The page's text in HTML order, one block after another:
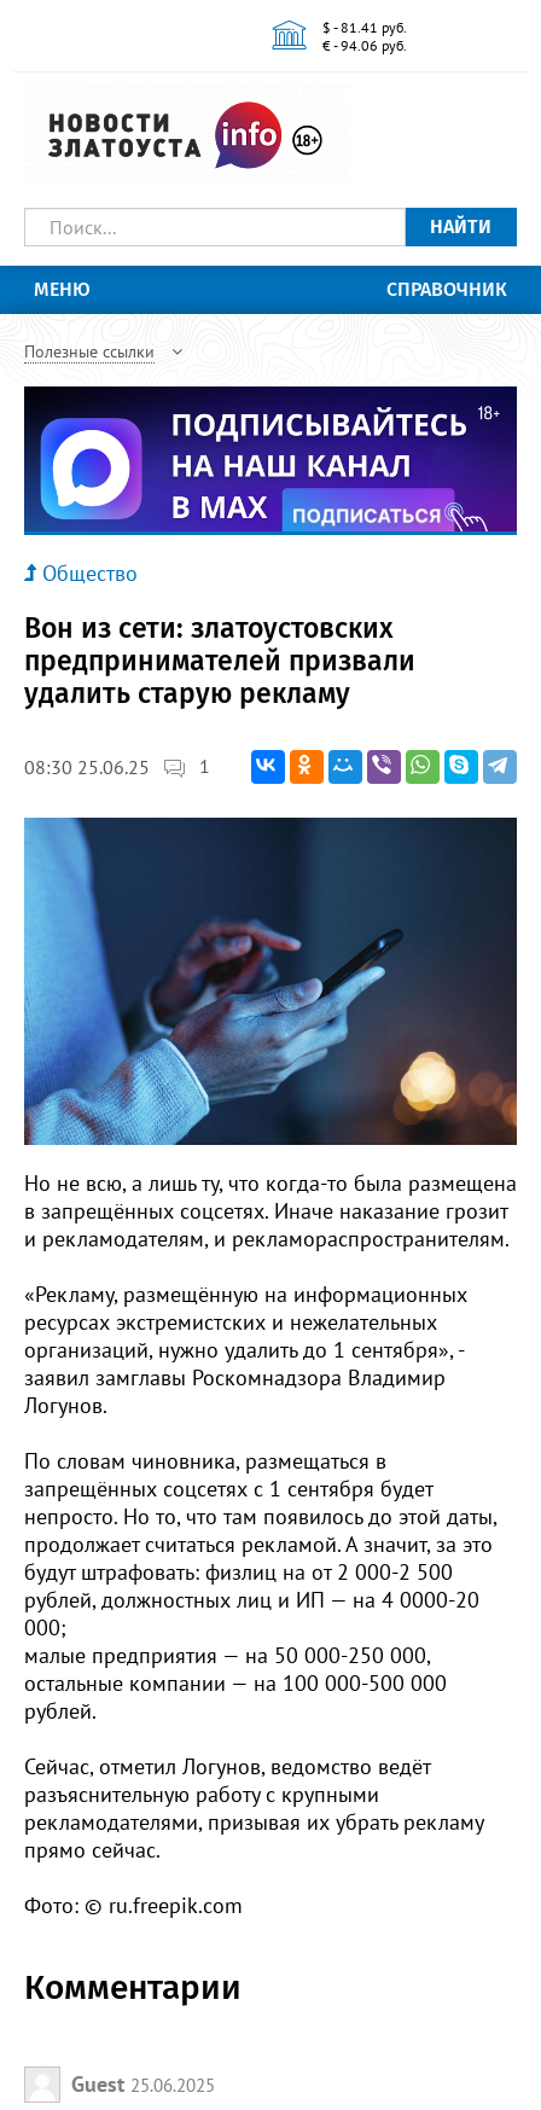
$ - 81.41 руб.
€ - 94.06 руб.
НАЙТИ
МЕНЮ СПРАВОЧНИК
Полезные ссылки
Общество
Вон из сети: златоустовских
предпринимателей призвали
удалить старую рекламу
08:30 25.06.25 1
Но не всю, а лишь ту, что когда-то была размещена
в запрещённых соцсетях. Иначе наказание грозит
и рекламодателям, и рекламораспространителям.
«Рекламу, размещённую на информационных
ресурсах экстремистских и нежелательных
организаций, нужно удалить до 1 сентября», -
заявил замглавы Роскомнадзора Владимир
Логунов.
По словам чиновника, размещаться в
запрещённых соцсетях с 1 сентября будет
непросто. Но то, что там появилось до этой даты,
продолжает считаться рекламой. А значит, за это
будут штрафовать: физлиц на от 2 000-2 500
рублей, должностных лиц и ИП — на 4 0000-20
000;
малые предприятия — на 50 000-250 000,
остальные компании — на 100 000-500 000
рублей.
Сейчас, отметил Логунов, ведомство ведёт
разъяснительную работу с крупными
рекламодателями, призывая их убрать рекламу
прямо сейчас.
Фото: © ru.freepik.com
Комментарии
Guest 25.06.2025